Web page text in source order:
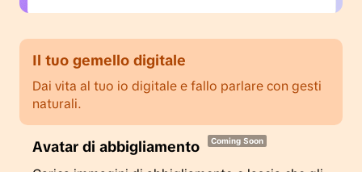
Progetta come un professionista
Non sono necessarie competenze di design o di
editing, basta portare le tue idee.
Crea immagini straordinarie
Poster di qualità da studio creati con la tua